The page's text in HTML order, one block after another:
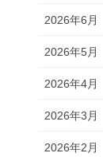
2026年6月
2026年5月
2026年4月
2026年3月
2026年2月